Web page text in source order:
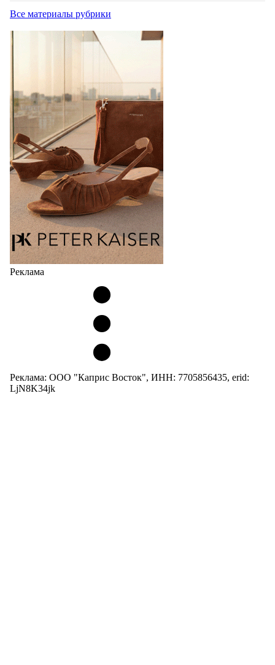
Все материалы рубрики
Реклама
Реклама: ООО "Каприс Восток", ИНН: 7705856435, erid:
LjN8K34jk